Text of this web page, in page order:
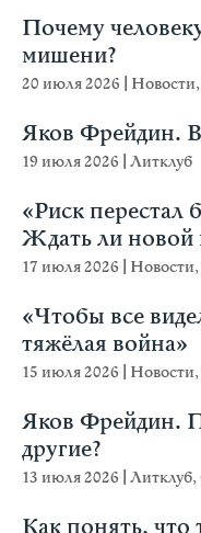
Почему
мишени?
20 июля 2026 Новости,
Яков Фрейдин.
19 июля 2026 Литклуб
«Риск перестал
Ждать ли новой
17 июля 2026 Новости,
«Чтобы все
тяжёлая война»
15 июля 2026 Новости,
Яков Фрейдин.
другие?
13 июля 2026 Литклуб,
Как понять, что